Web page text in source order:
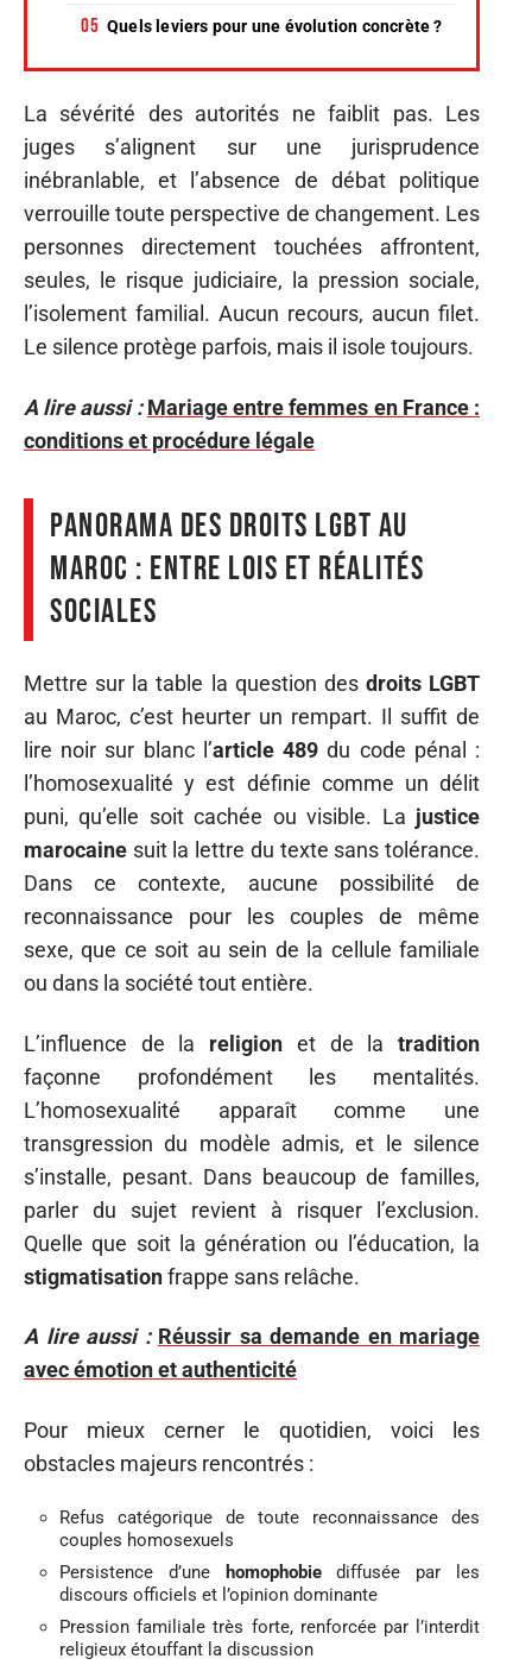
Quels leviers pour une évolution concrète ?
La sévérité des autorités ne faiblit pas. Les
juges s’alignent sur une jurisprudence
inébranlable, et l’absence de débat politique
verrouille toute perspective de changement. Les
personnes directement touchées affrontent,
seules, le risque judiciaire, la pression sociale,
l’isolement familial. Aucun recours, aucun filet.
Le silence protège parfois, mais il isole toujours.
A lire aussi : Mariage entre femmes en France :
conditions et procédure légale
Panorama des droits LGBT au
Maroc : entre lois et réalités
sociales
Mettre sur la table la question des droits LGBT
au Maroc, c’est heurter un rempart. Il suffit de
lire noir sur blanc l’article 489 du code pénal :
l’homosexualité y est définie comme un délit
puni, qu’elle soit cachée ou visible. La justice
marocaine suit la lettre du texte sans tolérance.
Dans ce contexte, aucune possibilité de
reconnaissance pour les couples de même
sexe, que ce soit au sein de la cellule familiale
ou dans la société tout entière.
L’influence de la religion et de latradition
façonne profondément les mentalités.
L’homosexualité apparaît comme une
transgression du modèle admis, et le silence
s’installe, pesant. Dans beaucoup de familles,
parler du sujet revient à risquer l’exclusion.
Quelle que soit la génération ou l’éducation, la
stigmatisationfrappe sans relâche.
A lire aussi : Réussir sa demande en mariage
avec émotion et authenticité
Pour mieux cerner le quotidien, voici les
obstacles majeurs rencontrés :
Refus catégorique de toute reconnaissance des
couples homosexuels
Persistence d’une
homophobiediffusée par les
discours officiels et l’opinion dominante
Pression familiale très forte, renforcée par l’interdit
religieux étouffant la discussion